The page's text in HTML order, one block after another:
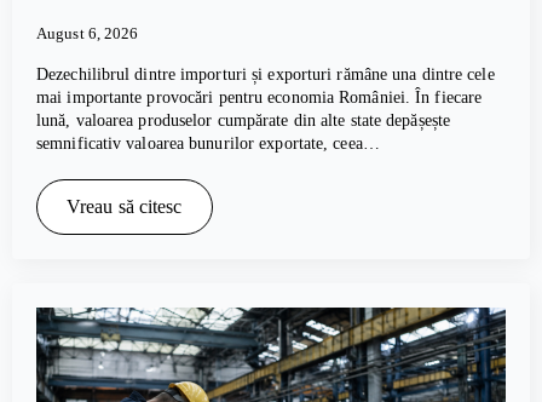
August 6, 2026
Dezechilibrul dintre importuri și exporturi rămâne una dintre cele
mai importante provocări pentru economia României. În fiecare
lună, valoarea produselor cumpărate din alte state depășește
semnificativ valoarea bunurilor exportate, ceea…
Vreau să citesc